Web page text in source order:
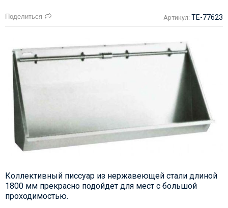
Поделиться Артикул: TE-77623
Коллективный писсуар из нержавеющей стали длиной
1800 мм прекрасно подойдет для мест с большой
проходимостью.